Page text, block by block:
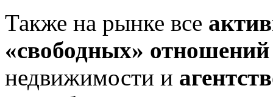
Также на рынке все
«свободных»
недвижимости и